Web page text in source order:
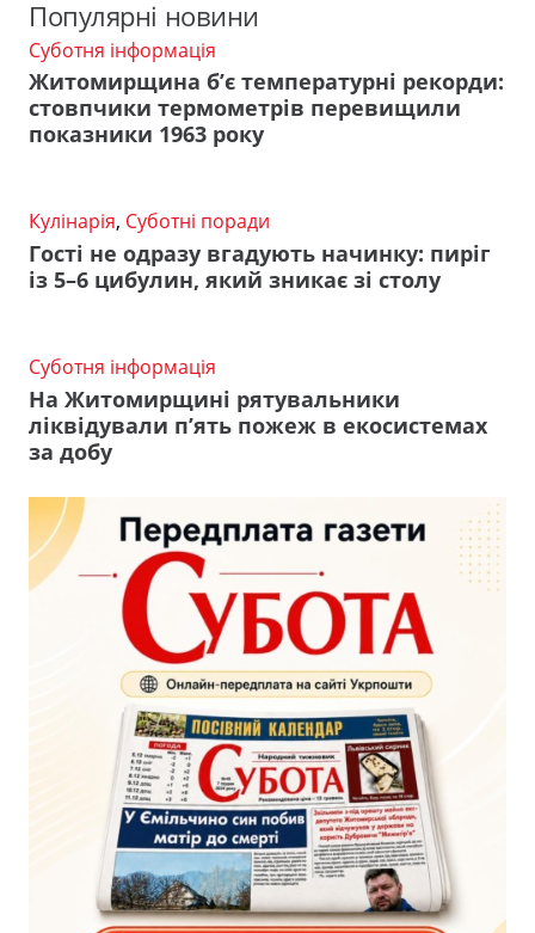
Популярні новини
Суботня інформація
Житомирщина б’є температурні рекорди:
стовпчики термометрів перевищили
показники 1963 року
Кулінарія, Суботні поради
Гості не одразу вгадують начинку: пиріг
із 5–6 цибулин, який зникає зі столу
Суботня інформація
На Житомирщині рятувальники
ліквідували п’ять пожеж в екосистемах
за добу